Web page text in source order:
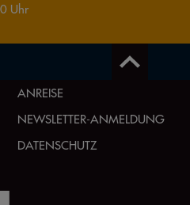
Uhr
ANREISE
NEWSLETTER-ANMELDUNG
DATENSCHUTZ